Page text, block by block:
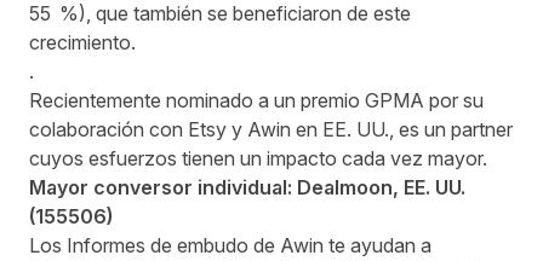
55 %), que también se beneficiaron de este
crecimiento.
.
Recientemente nominado a un premio GPMA por su
colaboración con Etsy y Awin en EE. UU., es un partner
cuyos esfuerzos tienen un impacto cada vez mayor.
Mayor conversor individual: Dealmoon, EE. UU.
(155506)
Los Informes de embudo de Awin te ayudan a